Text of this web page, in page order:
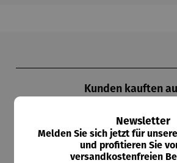
Kunden kauften
Newsletter
Melden Sie sich jetzt für
und profitieren Sie
versandkostenfreien